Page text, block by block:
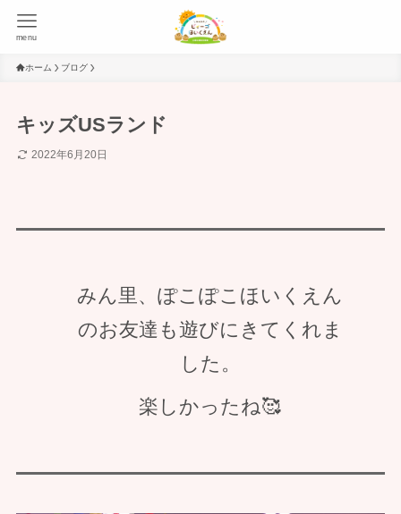
menu
ホーム ブログ
キッズUSランド
2022年6月20日
みん里、ぽこぽこほいくえん
のお友達も遊びにきてくれま
した。
楽しかったね🥰